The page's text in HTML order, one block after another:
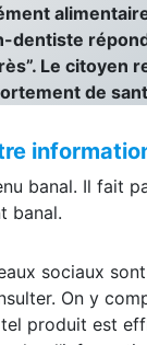
comment
dentiste
Le citoyen
banal. Il fait
sociaux
On y